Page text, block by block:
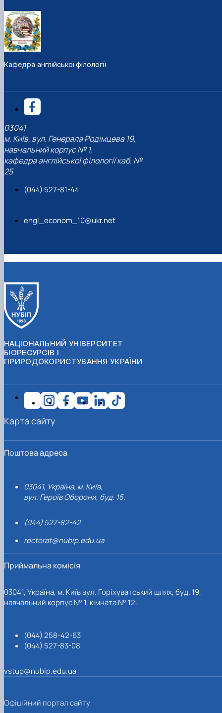
Кафедра англійської філології
03041
м. Київ, вул. Генерала Родімцева 19,
навчальний корпус № 1,
кафедра англійської філології каб. №
25
(044) 527-81-44
engl_econom_10@ukr.net
НАЦІОНАЛЬНИЙ УНІВЕРСИТЕТ
БІОРЕСУРСІВ І
ПРИРОДОКОРИСТУВАННЯ УКРАЇНИ
Поштова адреса
03041, Україна, м. Київ,
вул. Героїв Оборони, буд. 15.
(044) 527-82-42
rectorat@nubip.edu.ua
Приймальна комісія
03041, Україна, м. Київ вул. Горіхуватський шлях, буд. 19,
навчальний корпус № 1, кімната № 12.
(044) 258-42-63
(044) 527-83-08
vstup@nubip.edu.ua
Карта сайту
Офіційний портал сайту